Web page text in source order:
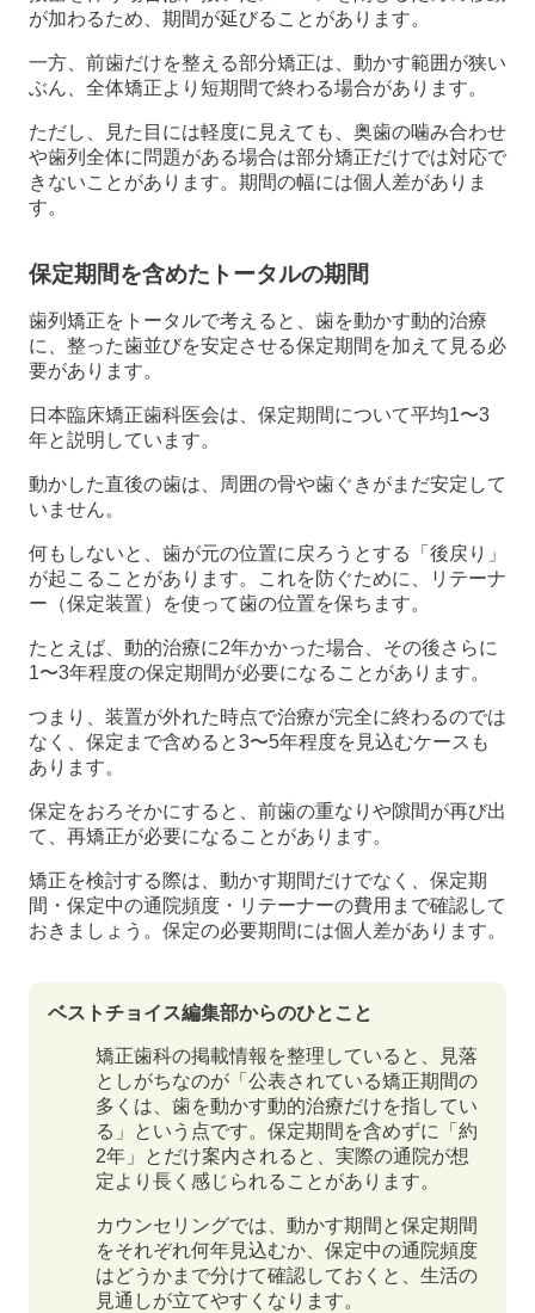
が加わるため、期間が延びることがあります。
一方、前歯だけを整える部分矯正は、動かす範囲が狭い
ぶん、全体矯正より短期間で終わる場合があります。
ただし、見た目には軽度に見えても、奥歯の噛み合わせ
や歯列全体に問題がある場合は部分矯正だけでは対応で
きないことがあります。期間の幅には個人差がありま
す。
保定期間を含めたトータルの期間
歯列矯正をトータルで考えると、歯を動かす動的治療
に、整った歯並びを安定させる保定期間を加えて見る必
要があります。
日本臨床矯正歯科医会は、保定期間について平均1〜3
年と説明しています。
動かした直後の歯は、周囲の骨や歯ぐきがまだ安定して
いません。
何もしないと、歯が元の位置に戻ろうとする「後戻り」
が起こることがあります。これを防ぐために、リテーナ
ー（保定装置）を使って歯の位置を保ちます。
たとえば、動的治療に2年かかった場合、その後さらに
1〜3年程度の保定期間が必要になることがあります。
つまり、装置が外れた時点で治療が完全に終わるのでは
なく、保定まで含めると3〜5年程度を見込むケースも
あります。
保定をおろそかにすると、前歯の重なりや隙間が再び出
て、再矯正が必要になることがあります。
矯正を検討する際は、動かす期間だけでなく、保定期
間・保定中の通院頻度・リテーナーの費用まで確認して
おきましょう。保定の必要期間には個人差があります。
ベストチョイス編集部からのひとこと
矯正歯科の掲載情報を整理していると、見落
としがちなのが「公表されている矯正期間の
多くは、歯を動かす動的治療だけを指してい
る」という点です。保定期間を含めずに「約
2年」とだけ案内されると、実際の通院が想
定より長く感じられることがあります。
カウンセリングでは、動かす期間と保定期間
をそれぞれ何年見込むか、保定中の通院頻度
はどうかまで分けて確認しておくと、生活の
見通しが立てやすくなります。